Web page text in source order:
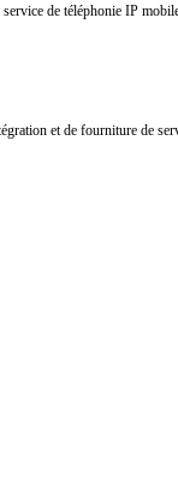
de téléphonie IP
et de fourniture de